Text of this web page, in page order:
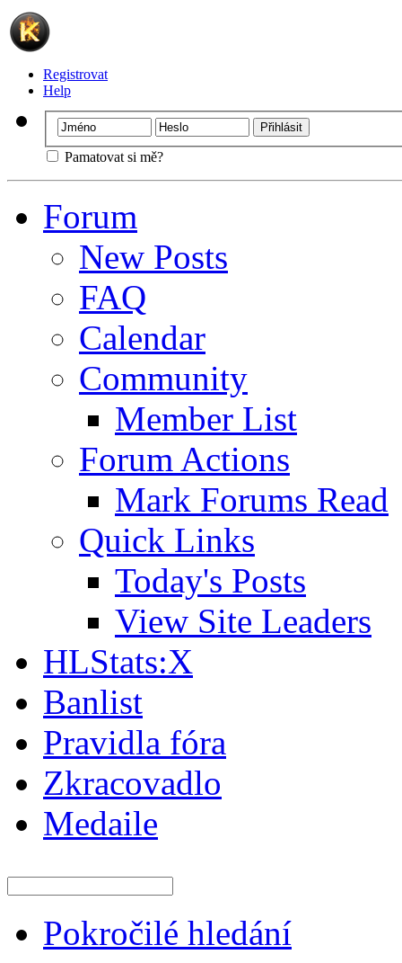
Registrovat
Help
Pamatovat si mě?
Forum
New Posts
FAQ
Calendar
Community
Member List
Forum Actions
Mark Forums Read
Quick Links
Today's Posts
View Site Leaders
HLStats:X
Banlist
Pravidla fóra
Zkracovadlo
Medaile
Pokročilé hledání